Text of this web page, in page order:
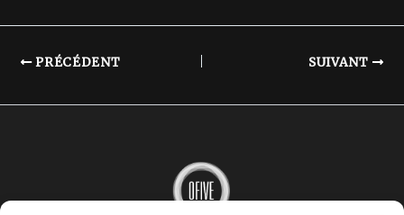
PRÉCÉDENT SUIVANT